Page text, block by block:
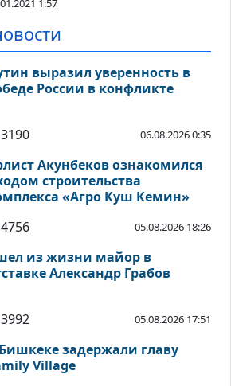
1:57
выразил уверенность в
России в конфликте
3190 06.08.2026 0:35
Акунбеков ознакомился
строительства
«Агро Куш Кемин»
4756
05.08.2026 18:26
из жизни майор в
Александр Грабов
3992 05.08.2026 17:51
задержали главу
Village